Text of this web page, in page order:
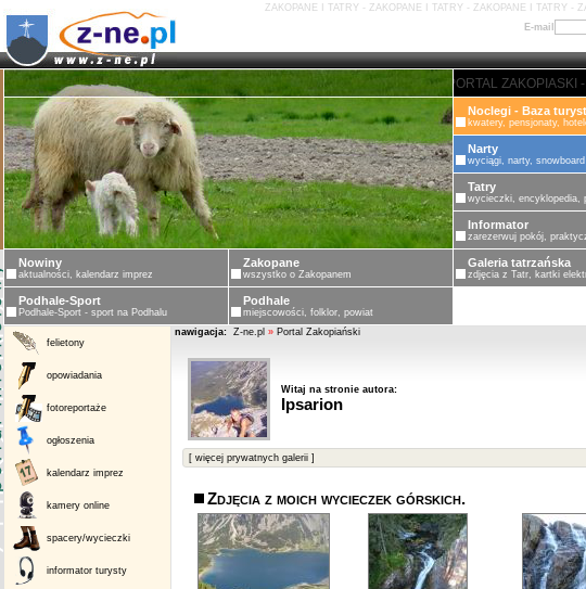
ZAKOPANE I TATRY - ZAKOPANE I TATRY - ZAKOPANE I TATRY -
E-mail
ZAKOPANE - PORTAL ZAKOPIASKI -
Noclegi - Baza
kwatery, pensjonaty,
Narty
wyciągi, narty, snowboard
Tatry
wycieczki, encyklopedia,
Informator
zarezerwuj pokój,
Nowiny
aktualności, kalendarz imprez
Zakopane
wszystko o Zakopanem
Galeria tatrzańska
zdjęcia z Tatr, kartki
Podhale-Sport
Podhale-Sport - sport na Podhalu
Podhale
miejscowości, folklor, powiat
felietony
opowiadania
fotoreportaże
ogłoszenia
kalendarz imprez
kamery online
spacery/wycieczki
informator turysty
nawigacja: Z-ne.pl » Portal Zakopiański
Witaj na stronie autora:
Ipsarion
[ więcej prywatnych galerii ]
Zdjęcia z moich wycieczek górskich.